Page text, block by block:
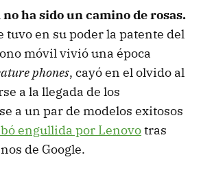
no ha sido un camino de rosas.
tuvo en su poder la patente del
móvil vivió una época
phones, cayó en el olvido al
a la llegada de los
a un par de modelos exitosos
engullida por Lenovotras
de Google.